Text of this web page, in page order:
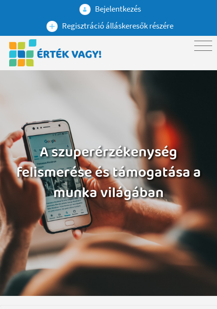
Bejelentkezés
Regisztráció álláskeresők részére
A szuperérzékenység
felismerése és támogatása a
munka világában